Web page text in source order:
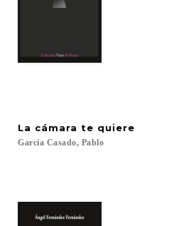
La cámara te quiere
García Casado, Pablo